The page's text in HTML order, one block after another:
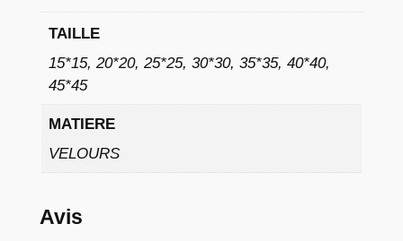
€
TAILLE
15*15, 20*20, 25*25, 30*30, 35*35, 40*40,
45*45
MATIERE
VELOURS
Avis